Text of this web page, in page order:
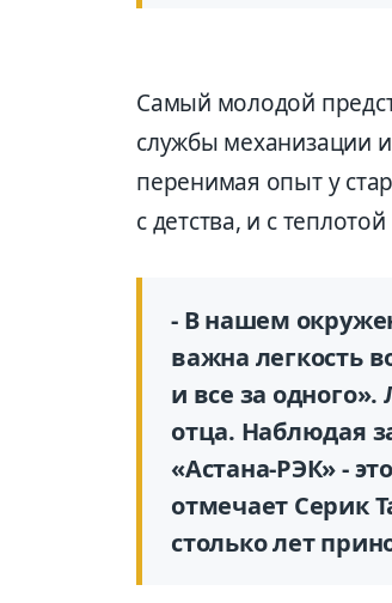
Самый молодой
службы механизации
перенимая опыт у
с детства, и с
- В нашем
важна легкость
и все за
отца. Наблюдая
«Астана-РЭК» -
отмечает Серик
столько лет